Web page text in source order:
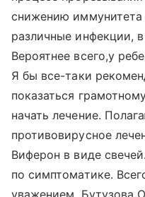
снижению
различные инфекции,
Вероятнее всего,у
Я бы все-таки
показаться
начать лечение.
противовирусное
Виферон в виде
по симптоматике.
уважением, Бутузова